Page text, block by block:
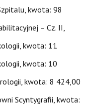
kwota: 98
– Cz. II,
kwota: 11
kwota: 10
kwota: 8 424,00
Scyntygrafii, kwota: